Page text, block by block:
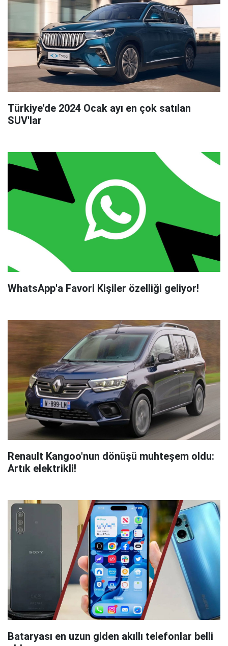
Türkiye'de 2024 Ocak ayı en çok satılan
SUV'lar
WhatsApp'a Favori Kişiler özelliği geliyor!
Renault Kangoo'nun dönüşü muhteşem oldu:
Artık elektrikli!
Bataryası en uzun giden akıllı telefonlar belli